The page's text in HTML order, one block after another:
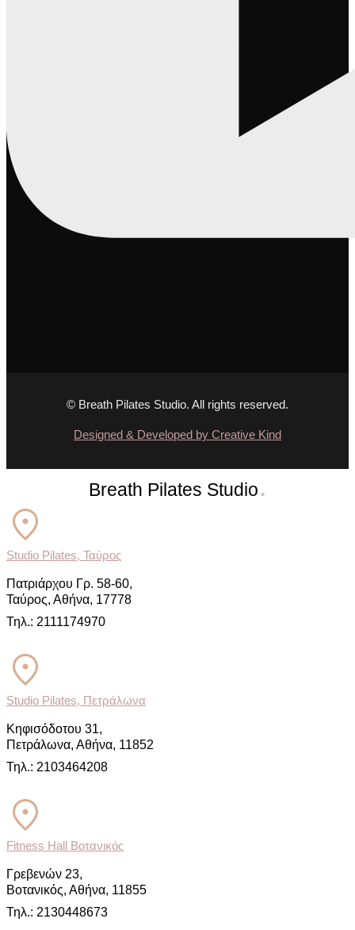
© Breath Pilates Studio. All rights reserved.
Designed & Developed by Creative Kind
Breath Pilates Studio.
Studio Pilates, Ταύρος
Πατριάρχου Γρ. 58-60,
Ταύρος, Αθήνα, 17778
Τηλ.: 2111174970
Studio Pilates, Πετράλωνα
Κηφισόδοτου 31,
Πετράλωνα, Αθήνα, 11852
Τηλ.: 2103464208
Fitness Hall Βοτανικός
Γρεβενών 23,
Βοτανικός, Αθήνα, 11855
Τηλ.: 2130448673